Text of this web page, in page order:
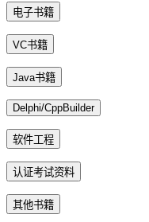
电子书籍
VC书籍
Java书籍
Delphi/CppBuilder
软件工程
认证考试资料
其他书籍